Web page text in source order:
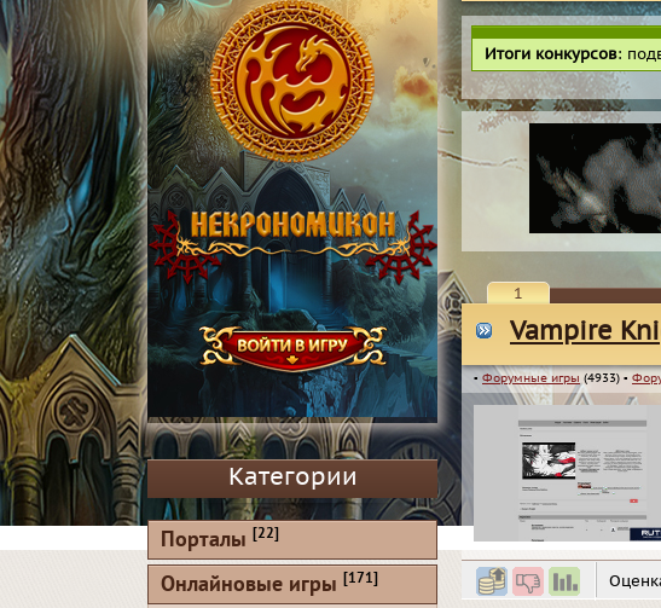
Итоги конкурсов:
1
Vampire
▪ Форумные игры (4933) ▪
Категории
Порталы [22]
Онлайновые игры [171]